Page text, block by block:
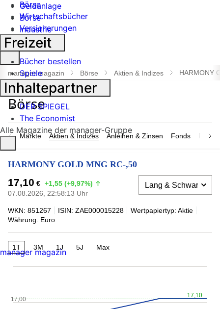
Geldanlage
Börse
Industrie
Suche
öffnen
manager magazin Börse Aktien & Indizes HARMONY
Märkte Aktien & Indizes Anleihen & Zinsen Fonds
HARMONY GOLD MNG RC-,50
17,10 € +1,55 (+9,97%)
07.08.2026, 22:58:13 Uhr
WKN: 851267 ISIN: ZAE000015228
Wertpapiertyp: Aktie
Währung: Euro
1T 3M 1J 5J Max
17,10
17,00
Börse
Wirtschaftsbücher
Versicherungen
Freizeit
Bücher bestellen
Spiele
Inhaltepartner
DER SPIEGEL
The Economist
Alle Magazine der manager-Gruppe
manager magazin